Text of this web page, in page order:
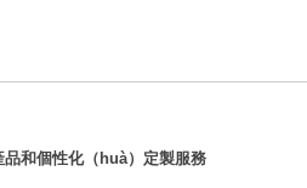
和個性化（huà）定製服務